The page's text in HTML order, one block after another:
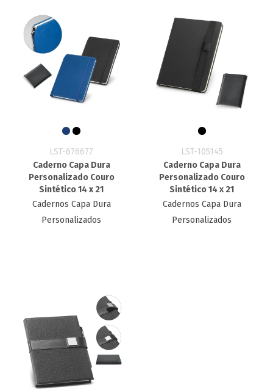
LST-676677
Caderno Capa Dura
Personalizado Couro
Sintético 14 x 21
Cadernos Capa Dura
Personalizados
LST-105145
Caderno Capa Dura
Personalizado Couro
Sintético 14 x 21
Cadernos Capa Dura
Personalizados